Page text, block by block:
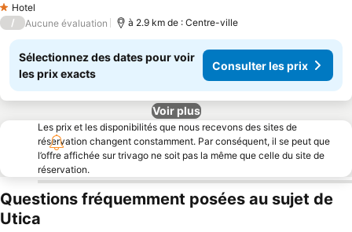
1 Étoiles
Hotel
/ Aucune évaluation à 2.9 km de : Centre-ville
Sélectionnez des dates pour voir
les prix exacts
Consulter les prix
Voir plus
Les prix et les disponibilités que nous recevons des sites de
réservation changent constamment. Par conséquent, il se peut que
l’offre affichée sur trivago ne soit pas la même que celle du site de
réservation.
Questions fréquemment posées au sujet de
Utica